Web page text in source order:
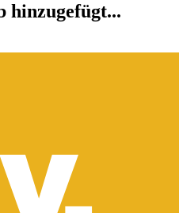
hinzugefügt...